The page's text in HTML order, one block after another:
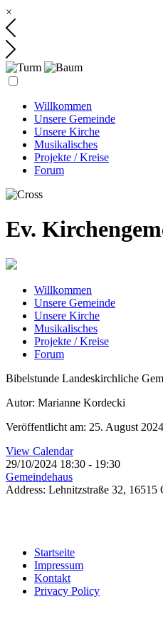
×
Willkommen
Unsere Gemeinde
Unsere Kirche
Musikalisches
Projekte / Kreise
Forum
Ev.
Willkommen
Unsere Gemeinde
Unsere Kirche
Musikalisches
Projekte / Kreise
Forum
Bibelstunde Landeskirchliche
Autor: Marianne Kordecki
Veröffentlicht am: 25. August 2024
View Calendar
29/10/2024 18:30 - 19:30
Gemeindehaus
Address: Lehnitzstraße 32, 16515
Startseite
Impressum
Kontakt
Privacy Policy